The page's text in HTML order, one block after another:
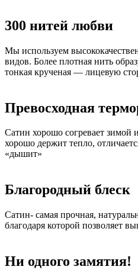
300 нитей любви
Мы используем
видов. Более плотная нить
тонкая крученая — лицевую
Превосходная
Сатин хорошо согревает зимой
хорошо держит тепло,
«дышит»
Благородный блеск
Сатин- самая прочная,
благодаря которой позволяет
Ни одного замятия!